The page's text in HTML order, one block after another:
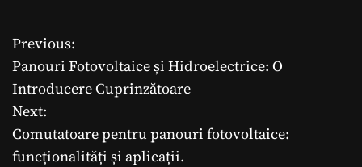
N
a
v
i
Previous:
Panouri Fotovoltaice și Hidroelectrice: O
Introducere Cuprinzătoare
Next:
Comutatoare pentru panouri fotovoltaice:
funcționalități și aplicații.